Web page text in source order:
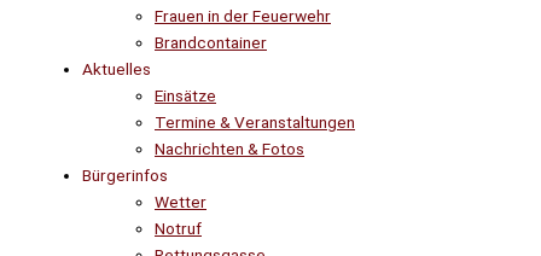
Frauen in der Feuerwehr
Brandcontainer
Aktuelles
Einsätze
Termine & Veranstaltungen
Nachrichten & Fotos
Bürgerinfos
Wetter
Notruf